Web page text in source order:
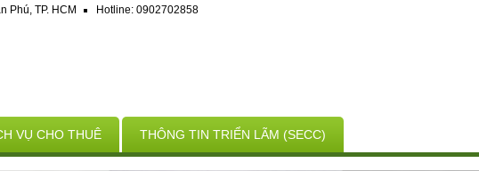
Phú, TP. HCM Hotline: 0902702858
VỤ CHO THUÊ THÔNG TIN TRIỂN LÃM (SECC)